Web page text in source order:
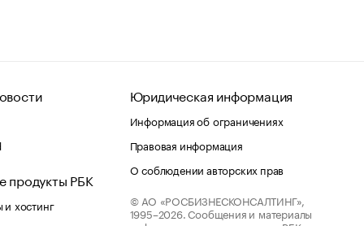
продукты РБК
хостинг
Юридическая информация
Информация об ограничениях
Правовая информация
О соблюдении авторских прав
© АО «РОСБИЗНЕСКОНСАЛТИНГ»,
1995–2026. Сообщения и материалы